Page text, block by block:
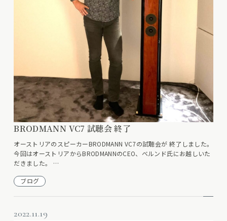
BRODMANN VC7 試聴会 終了
オーストリアのスピーカーBRODMANN VC7の試聴会が 終了しました。
今回はオーストリアからBRODMANNのCEO、ベルンド氏にお越しいた
だきました。 …
ブログ
2022.11.19